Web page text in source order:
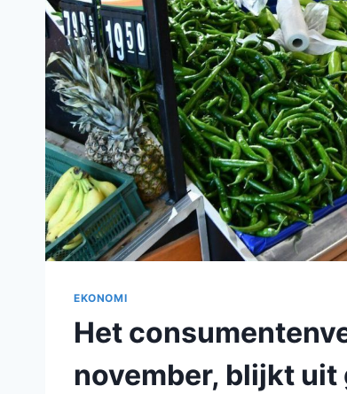
EKONOMI
Het
november, blijkt uit